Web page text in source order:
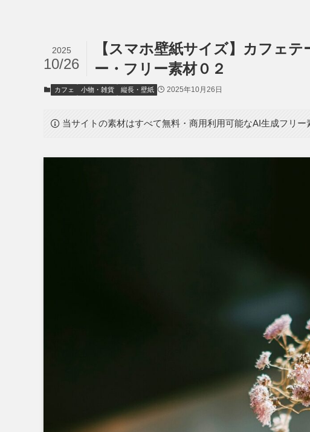
【スマホ壁紙サイズ】カフェ
ー・フリー素材０２
2025
10/26
カフェ 小物・雑貨 縦長・壁紙 2025年10月26日
当サイトの素材はすべて無料・商用利用可能なAI生成フリー